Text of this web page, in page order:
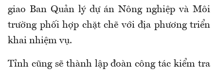
giao Ban Quản lý dự án Nông nghiệp và Môi
trường phối hợp chặt chẽ với địa phương triển
khai nhiệm vụ.
Tỉnh cũng sẽ thành lập đoàn công tác kiểm tra